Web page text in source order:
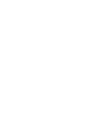
8. 8. - 8. 8.